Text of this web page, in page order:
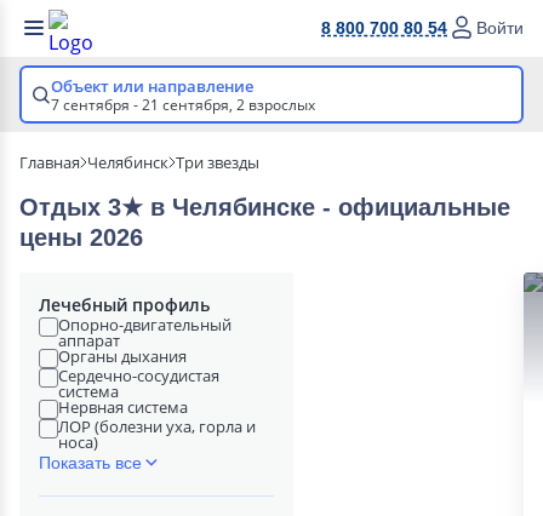
8 800 700 80 54 Войти
Объект или направление
7 сентября - 21 сентября, 2 взрослых
Главная Челябинск Три звезды
Отдых 3★ в Челябинске - официальные
цены 2026
Лечебный профиль
Опорно-двигательный
аппарат
Органы дыхания
Сердечно-сосудистая
система
Нервная система
ЛОР (болезни уха, горла и
носа)
Показать все